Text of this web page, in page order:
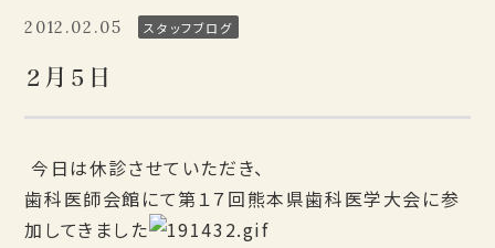
2012.02.05 スタッフブログ
２月５日
今日は休診させていただき、
歯科医師会館にて第１７回熊本県歯科医学大会に参
加してきました